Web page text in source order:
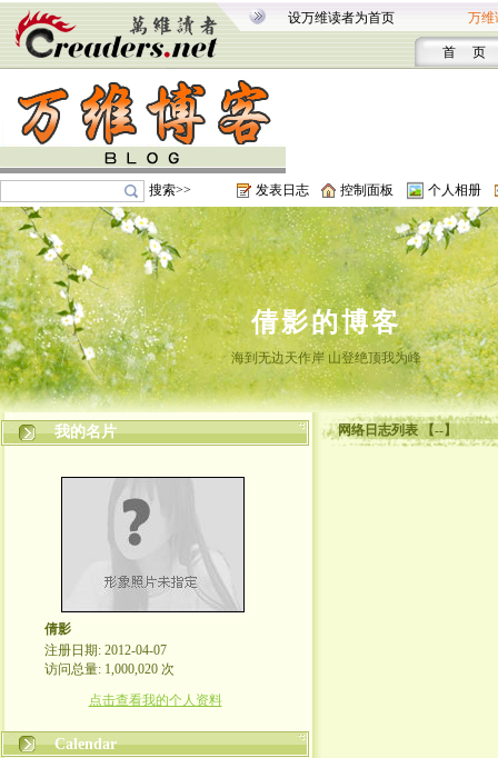
设万维读者为首页 万维
首 页
搜索>> 发表日志 控制面板 个人相册
倩影的博客
海到无边天作岸 山登绝顶我为峰
我的名片
倩影
注册日期: 2012-04-07
访问总量: 1,000,020 次
点击查看我的个人资料
Calendar
网络日志列表 【--】